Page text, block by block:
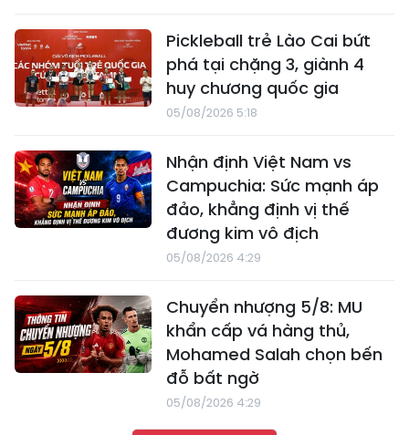
Pickleball trẻ Lào Cai bứt
phá tại chặng 3, giành 4
huy chương quốc gia
05/08/2026 5:18
Nhận định Việt Nam vs
Campuchia: Sức mạnh áp
đảo, khẳng định vị thế
đương kim vô địch
05/08/2026 4:29
Chuyển nhượng 5/8: MU
khẩn cấp vá hàng thủ,
Mohamed Salah chọn bến
đỗ bất ngờ
05/08/2026 4:29